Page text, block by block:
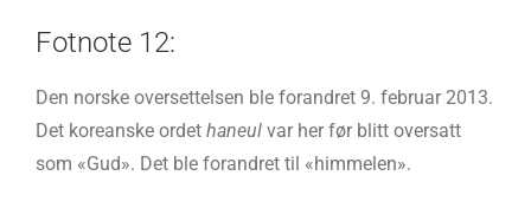
Fotnote 12:
Den norske oversettelsen ble forandret 9. februar 2013.
Det koreanske ordet haneul var her før blitt oversatt
som «Gud». Det ble forandret til «himmelen».